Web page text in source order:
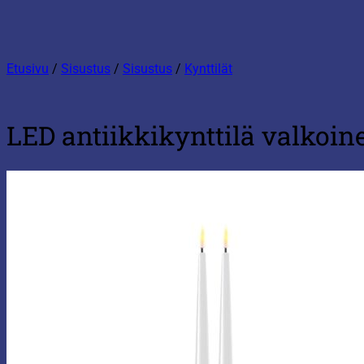
Etusivu / Sisustus / Sisustus / Kynttilät
LED antiikkikynttilä